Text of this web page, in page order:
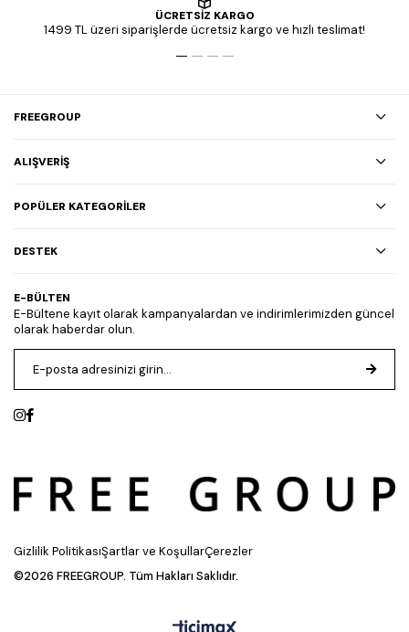
ÜCRETSİZ KARGO
1499 TL üzeri siparişlerde ücretsiz kargo ve hızlı teslimat!
FREEGROUP
ALIŞVERİŞ
POPÜLER KATEGORİLER
DESTEK
E-BÜLTEN
E-Bültene kayıt olarak kampanyalardan ve indirimlerimizden güncel
olarak haberdar olun.
Gizlilik PolitikasıŞartlar ve KoşullarÇerezler
©2026 FREEGROUP. Tüm Hakları Saklıdır.